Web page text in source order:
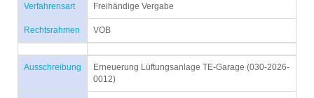
Verfahrensart Freihändige Vergabe
Rechtsrahmen VOB
Ausschreibung
Erneuerung Lüftungsanlage TE-Garage (030-2026-
0012)